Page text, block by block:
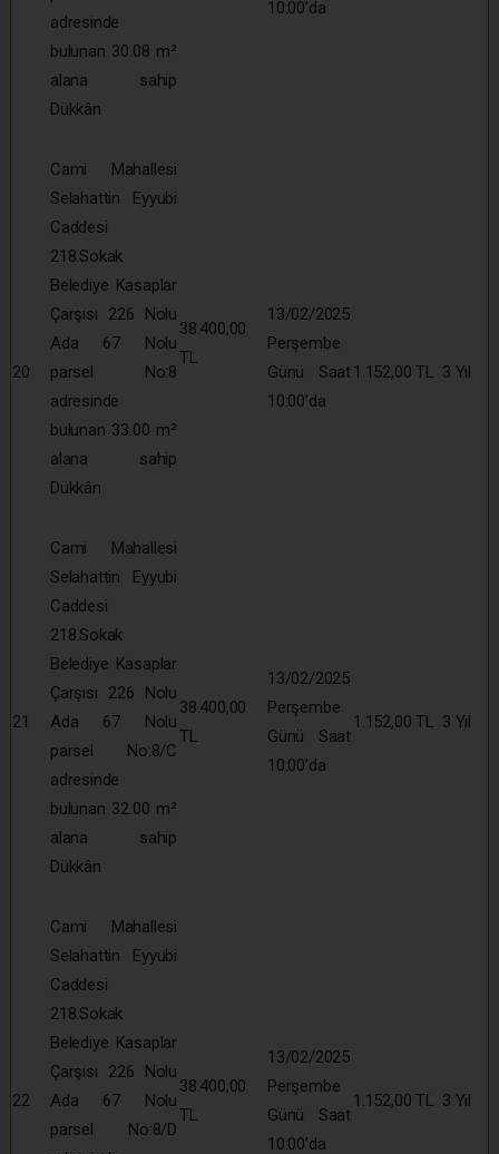
adresinde
bulunan 30.08 m²
alana sahip
Dükkân
10:00’da
20
Cami Mahallesi
Selahattin Eyyubi
Caddesi
218.Sokak
Belediye Kasaplar
Çarşısı 226 Nolu
Ada 67 Nolu
parsel No:8
adresinde
bulunan 33.00 m²
alana sahip
Dükkân
38.400,00
TL
13/02/2025
Perşembe
Günü Saat
10:00’da
1.152,00 TL 3 Yıl
21
Cami Mahallesi
Selahattin Eyyubi
Caddesi
218.Sokak
Belediye Kasaplar
Çarşısı 226 Nolu
Ada 67 Nolu
parsel No:8/C
adresinde
bulunan 32.00 m²
alana sahip
Dükkân
38.400,00
TL
13/02/2025
Perşembe
Günü Saat
10:00’da
1.152,00 TL 3 Yıl
22
Cami Mahallesi
Selahattin Eyyubi
Caddesi
218.Sokak
Belediye Kasaplar
Çarşısı 226 Nolu
Ada 67 Nolu
parsel No:8/D
38.400,00
TL
13/02/2025
Perşembe
Günü Saat
10:00’da
1.152,00 TL 3 Yıl